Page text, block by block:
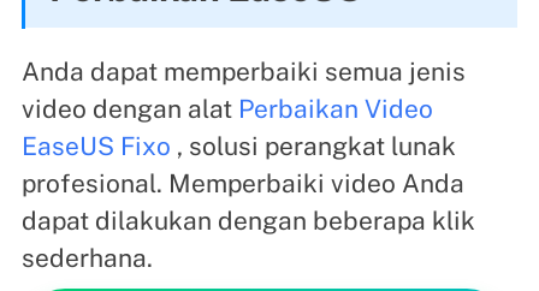
Anda dapat memperbaiki semua jenis
video dengan alat Perbaikan Video
EaseUS Fixo , solusi perangkat lunak
profesional. Memperbaiki video Anda
dapat dilakukan dengan beberapa klik
sederhana.